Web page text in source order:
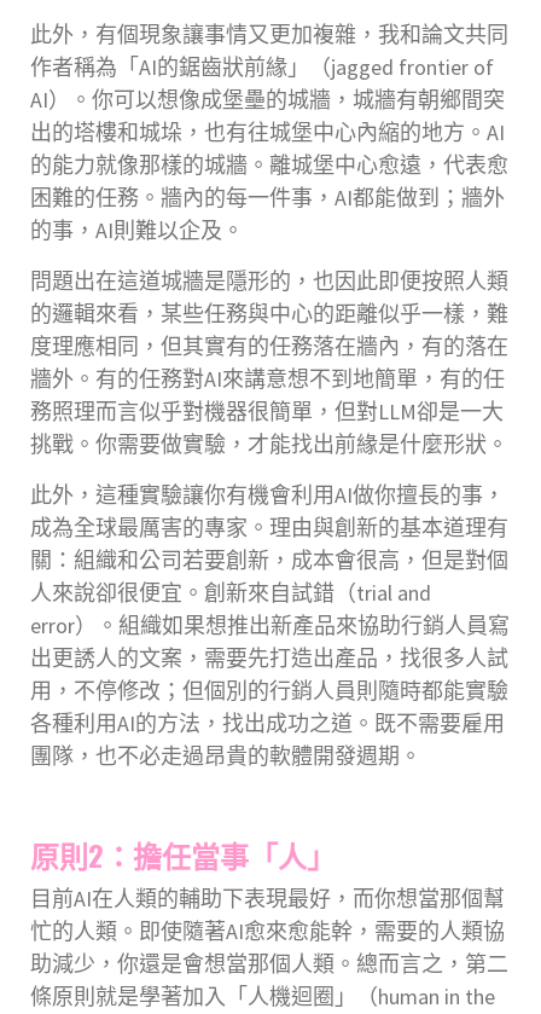
此外，有個現象讓事情又更加複雜，我和論文共同
作者稱為「AI的鋸齒狀前緣」（jagged frontier of
AI）。你可以想像成堡壘的城牆，城牆有朝鄉間突
出的塔樓和城垛，也有往城堡中心內縮的地方。AI
的能力就像那樣的城牆。離城堡中心愈遠，代表愈
困難的任務。牆內的每一件事，AI都能做到；牆外
的事，AI則難以企及。
問題出在這道城牆是隱形的，也因此即便按照人類
的邏輯來看，某些任務與中心的距離似乎一樣，難
度理應相同，但其實有的任務落在牆內，有的落在
牆外。有的任務對AI來講意想不到地簡單，有的任
務照理而言似乎對機器很簡單，但對LLM卻是一大
挑戰。你需要做實驗，才能找出前緣是什麼形狀。
此外，這種實驗讓你有機會利用AI做你擅長的事，
成為全球最厲害的專家。理由與創新的基本道理有
關：組織和公司若要創新，成本會很高，但是對個
人來說卻很便宜。創新來自試錯（trial and
error）。組織如果想推出新產品來協助行銷人員寫
出更誘人的文案，需要先打造出產品，找很多人試
用，不停修改；但個別的行銷人員則隨時都能實驗
各種利用AI的方法，找出成功之道。既不需要雇用
團隊，也不必走過昂貴的軟體開發週期。
原則2：擔任當事「人」
目前AI在人類的輔助下表現最好，而你想當那個幫
忙的人類。即使隨著AI愈來愈能幹，需要的人類協
助減少，你還是會想當那個人類。總而言之，第二
條原則就是學著加入「人機迴圈」（human in the